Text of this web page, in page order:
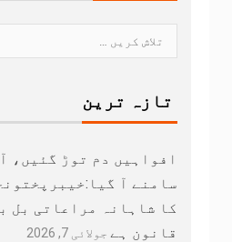
تازہ ترین
افواہیں دم توڑ گئیں،
سامنے آ
کا شاہانہ مراعاتی بل
قانون ہے جولائی 7, 2026